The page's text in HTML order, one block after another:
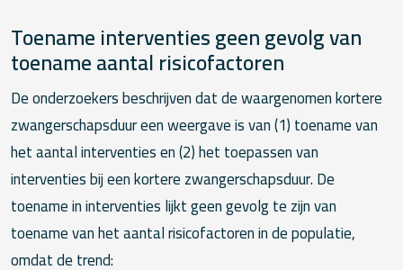
Toename interventies geen gevolg van
toename aantal risicofactoren
De onderzoekers beschrijven dat de waargenomen kortere
zwangerschapsduur een weergave is van (1) toename van
het aantal interventies en (2) het toepassen van
interventies bij een kortere zwangerschapsduur. De
toename in interventies lijkt geen gevolg te zijn van
toename van het aantal risicofactoren in de populatie,
omdat de trend: